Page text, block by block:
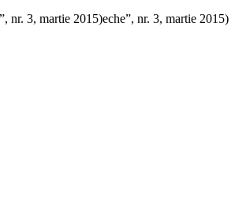
nr. 3, martie 2015)eche”, nr. 3, martie 2015)